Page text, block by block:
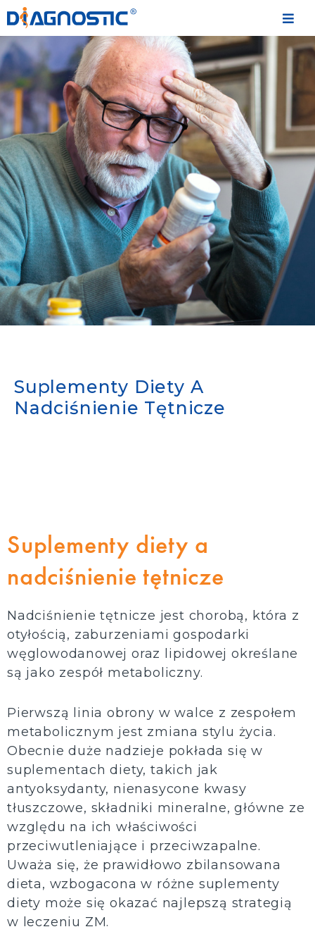
Suplementy Diety A
Nadciśnienie Tętnicze
Suplementy diety a
nadciśnienie tętnicze
Nadciśnienie tętnicze jest chorobą, która z
otyłością, zaburzeniami gospodarki
węglowodanowej oraz lipidowej określane
są jako zespół metaboliczny.
Pierwszą linia obrony w walce z zespołem
metabolicznym jest zmiana stylu życia.
Obecnie duże nadzieje pokłada się w
suplementach diety, takich jak
antyoksydanty, nienasycone kwasy
tłuszczowe, składniki mineralne, główne ze
względu na ich właściwości
przeciwutleniające i przeciwzapalne.
Uważa się, że prawidłowo zbilansowana
dieta, wzbogacona w różne suplementy
diety może się okazać najlepszą strategią
w leczeniu ZM.